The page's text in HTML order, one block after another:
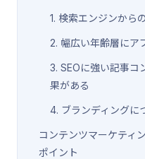
1. 検索エンジンから
2. 幅広い年齢層にア
3. SEOに強い記事コ
果がある
4. ブランディングに
コンテンツマーケティ
ポイント